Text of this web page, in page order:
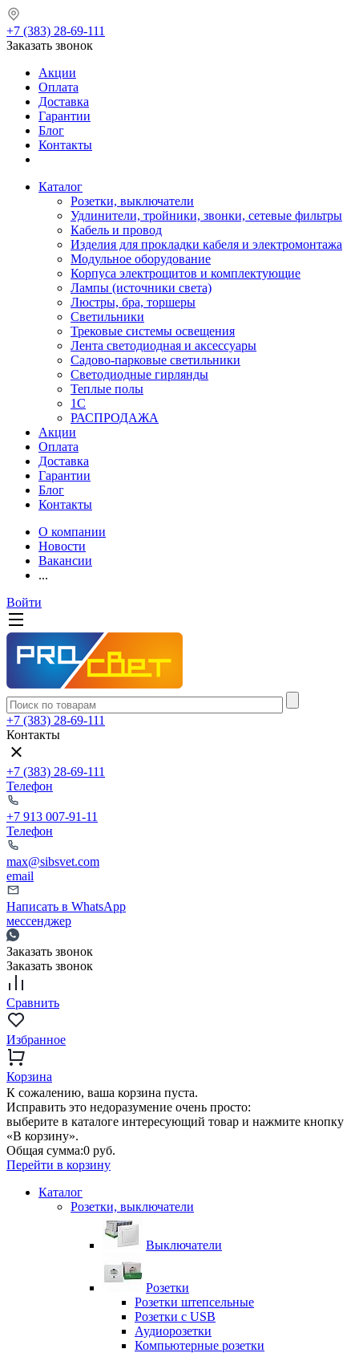
+7 (383) 28-69-111
Заказать звонок
Акции
Оплата
Доставка
Гарантии
Блог
Контакты
Каталог
Розетки, выключатели
Удлинители, тройники, звонки, сетевые фильтры
Кабель и провод
Изделия для прокладки кабеля и электромонтажа
Модульное оборудование
Корпуса электрощитов и комплектующие
Лампы (источники света)
Люстры, бра, торшеры
Светильники
Трековые системы освещения
Лента светодиодная и аксессуары
Садово-парковые светильники
Светодиодные гирлянды
Теплые полы
1С
РАСПРОДАЖА
Акции
Оплата
Доставка
Гарантии
Блог
Контакты
О компании
Новости
Вакансии
...
Войти
+7 (383) 28-69-111
Контакты
+7 (383) 28-69-111
Телефон
+7 913 007-91-11
Телефон
max@sibsvet.com
email
Написать в WhatsApp
мессенджер
Заказать звонок
Заказать звонок
Сравнить
Избранное
Корзина
К сожалению, ваша корзина пуста.
Исправить это недоразумение очень просто:
выберите в каталоге интересующий товар и нажмите кнопку
«В корзину».
Общая сумма:0 руб.
Перейти в корзину
Каталог
Розетки, выключатели
Выключатели
Розетки
Розетки штепсельные
Розетки с USB
Аудиорозетки
Компьютерные розетки